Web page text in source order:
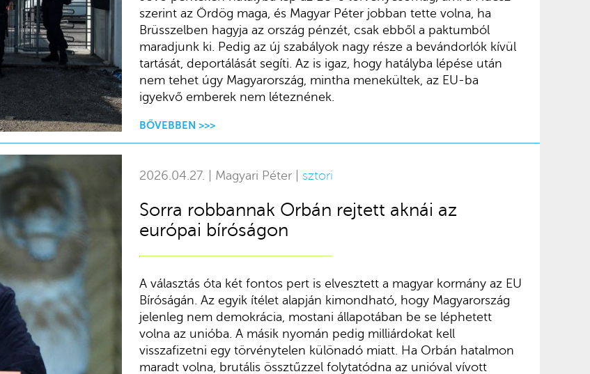
szerint az Ördög maga, és Magyar Péter jobban tette volna, ha
Brüsszelben hagyja az ország pénzét, csak ebből a paktumból
maradjunk ki. Pedig az új szabályok nagy része a bevándorlók kívül
tartását, deportálását segíti. Az is igaz, hogy hatályba lépése után
nem tehet úgy Magyarország, mintha menekültek, az EU-ba
igyekvő emberek nem léteznének.
BŐVEBBEN >>>
2026.04.27. | Magyari Péter | sztori
Sorra robbannak Orbán rejtett aknái az
európai bíróságon
A választás óta két fontos pert is elvesztett a magyar kormány az EU
Bíróságán. Az egyik ítélet alapján kimondható, hogy Magyarország
jelenleg nem demokrácia, mostani állapotában be se léphetett
volna az unióba. A másik nyomán pedig milliárdokat kell
visszafizetni egy törvénytelen különadó miatt. Ha Orbán hatalmon
maradt volna, brutális össztűzzel folytatódna az unióval vívott